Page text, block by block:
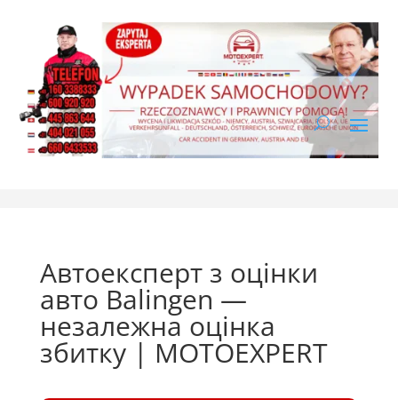
Автоексперт з оцінки
авто Balingen —
незалежна оцінка
збитку | MOTOEXPERT